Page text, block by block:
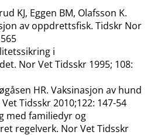
KJ, Eggen BM, Olafsson K.
av oppdrettsfisk. Tidskr Nor
i
Nor Vet Tidsskr 1995; 108:
HR. Vaksinasjon av hund
Tidsskr 2010;122: 147-54
med familiedyr og
regelverk. Nor Vet Tidsskr